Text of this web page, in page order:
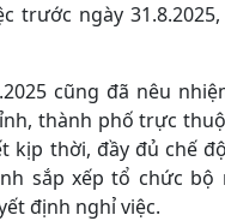
trước ngày
cũng đã nêu
thành phố trực
thời, đầy đủ chế
sắp xếp tổ chức bộ
định nghỉ việc.